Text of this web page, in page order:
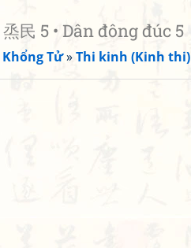
烝民 5 • Dân đông đúc 5
Khổng Tử»Thi kinh (Kinh thi)